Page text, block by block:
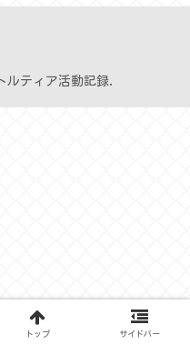
ルティア活動記録.
トップ サイドバー